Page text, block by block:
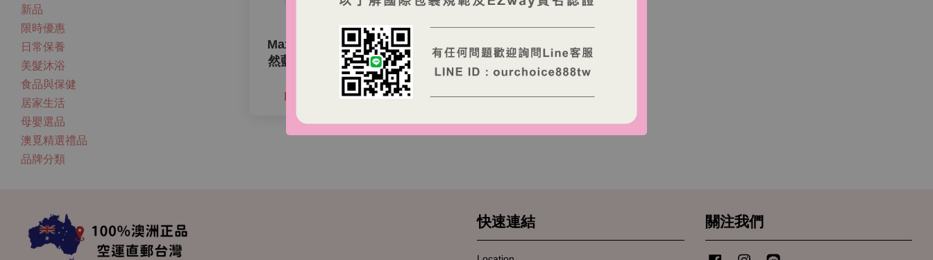
新品
限時優惠
日常保養
美髮沐浴
食品與保健
居家生活
母嬰選品
澳覓精選禮品
品牌分類
Maxigenes美可卓天
然藍莓護眼牛奶咀嚼
錠150錠
NT$ 398 TWD
Maxigenes 美可卓高
鈣全脂即溶奶粉1kg
NT$ 690 TWD
快速連結 關注我們